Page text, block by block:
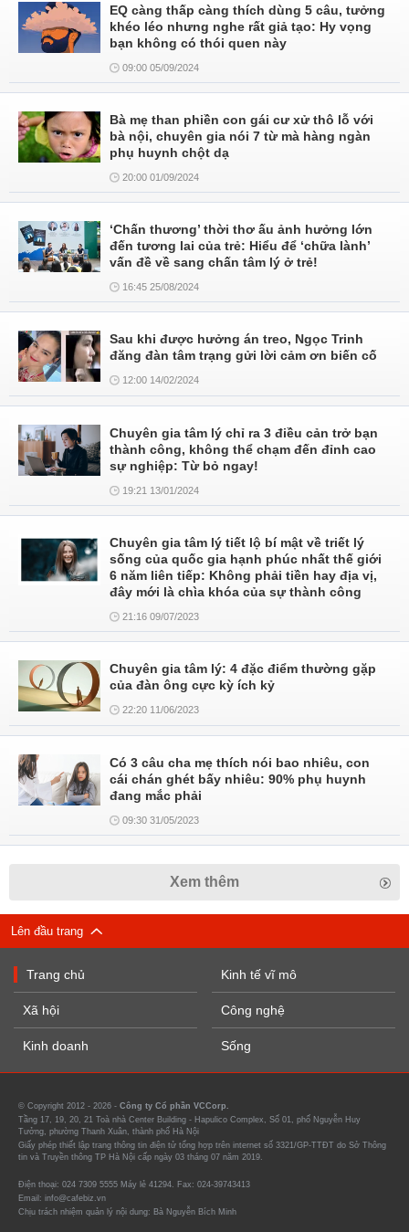
EQ càng thấp càng thích dùng 5 câu, tưởng
khéo léo nhưng nghe rất giả tạo: Hy vọng
bạn không có thói quen này
09:00 05/09/2024
Bà mẹ than phiền con gái cư xử thô lỗ với
bà nội, chuyên gia nói 7 từ mà hàng ngàn
phụ huynh chột dạ
20:00 01/09/2024
‘Chấn thương’ thời thơ ấu ảnh hưởng lớn
đến tương lai của trẻ: Hiểu để ‘chữa lành’
vấn đề về sang chấn tâm lý ở trẻ!
16:45 25/08/2024
Sau khi được hưởng án treo, Ngọc Trinh
đăng đàn tâm trạng gửi lời cảm ơn biến cố
12:00 14/02/2024
Chuyên gia tâm lý chỉ ra 3 điều cản trở bạn
thành công, không thể chạm đến đỉnh cao
sự nghiệp: Từ bỏ ngay!
19:21 13/01/2024
Chuyên gia tâm lý tiết lộ bí mật về triết lý
sống của quốc gia hạnh phúc nhất thế giới
6 năm liên tiếp: Không phải tiền hay địa vị,
đây mới là chìa khóa của sự thành công
21:16 09/07/2023
Chuyên gia tâm lý: 4 đặc điểm thường gặp
của đàn ông cực kỳ ích kỷ
22:20 11/06/2023
Có 3 câu cha mẹ thích nói bao nhiêu, con
cái chán ghét bấy nhiêu: 90% phụ huynh
đang mắc phải
09:30 31/05/2023
Xem thêm
Lên đầu trang
Trang chủ
Xã hội
Kinh doanh
Kinh tế vĩ mô
Công nghệ
Sống
© Copyright 2012 - 2026 - Công ty Cổ phần VCCorp.
Tầng 17, 19, 20, 21 Toà nhà Center Building - Hapulico Complex, Số 01, phố Nguyễn Huy
Tưởng, phường Thanh Xuân, thành phố Hà Nội
Giấy phép thiết lập trang thông tin điện tử tổng hợp trên internet số 3321/GP-TTĐT do Sở Thông
tin và Truyền thông TP Hà Nội cấp ngày 03 tháng 07 năm 2019.
Điện thoại: 024 7309 5555 Máy lẻ 41294. Fax: 024-39743413
Email: info@cafebiz.vn
Chịu trách nhiệm quản lý nội dung: Bà Nguyễn Bích Minh